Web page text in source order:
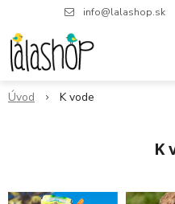
info@lalashop.sk
Úvod K vode
K